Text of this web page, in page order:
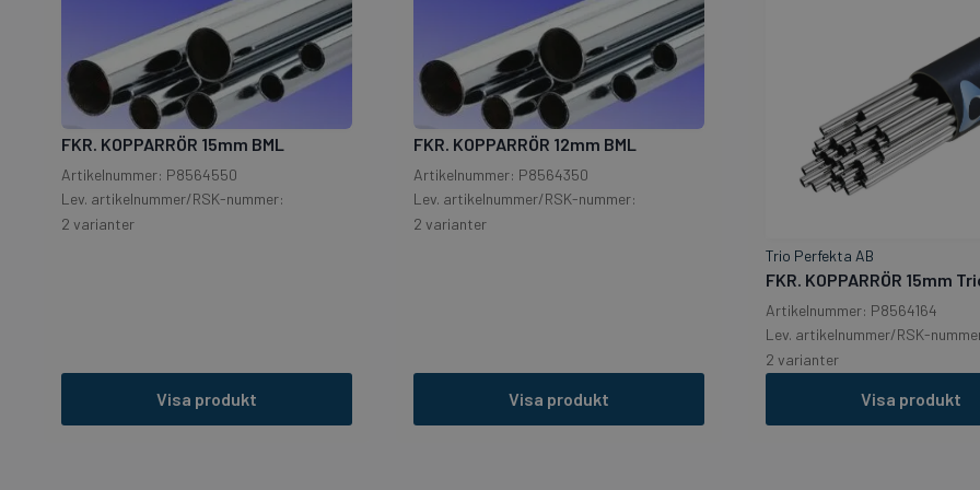
FKR. KOPPARRÖR 15mm BML
Artikelnummer: P8564550
Lev. artikelnummer/RSK-nummer:
2 varianter
Visa produkt
FKR. KOPPARRÖR 12mm BML
Artikelnummer: P8564350
Lev. artikelnummer/RSK-nummer:
2 varianter
Visa produkt
Trio Perfekta AB
FKR. KOPPARRÖR 15mm
Artikelnummer: P8564164
Lev. artikelnummer/RSK-
2 varianter
Visa produkt